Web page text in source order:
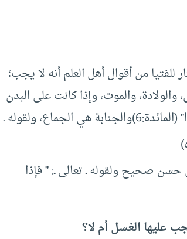
من أقوال أهل العلم أنه لا يجب؛
والموت، وإذا كانت على البدن
ولقوله ـ
صحيح ولقوله ـ تعالى ـ: ” فإذا
عليها الغسل أم لا؟